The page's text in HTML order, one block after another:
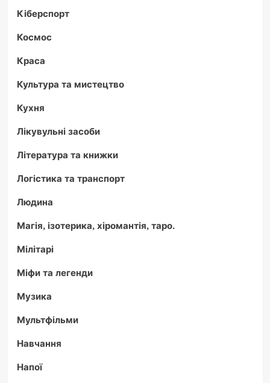
Кіберспорт
Космос
Краса
Культура та мистецтво
Кухня
Лікувульні засоби
Література та книжки
Логістика та транспорт
Людина
Магія, ізотерика, хіромантія, таро.
Мілітарі
Міфи та легенди
Музика
Мультфільми
Навчання
Напої